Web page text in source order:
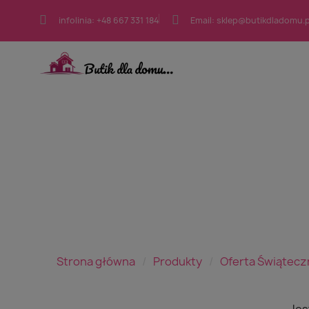
infolinia: +48 667 331 184 Email:
Strona główna Produkty Oferta